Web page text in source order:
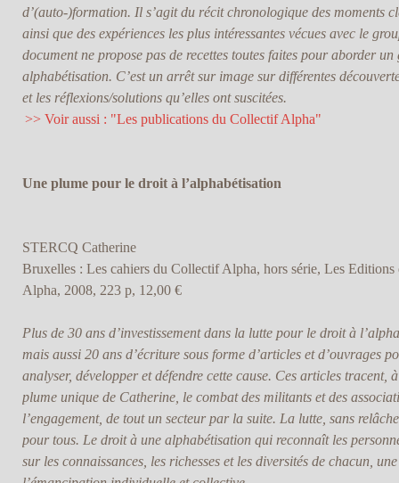
d’(auto-)formation. Il s’agit du récit chronologique des moments
ainsi que des expériences les plus intéressantes vécues avec le
document ne propose pas de recettes toutes faites pour aborder un
alphabétisation. C’est un arrêt sur image sur différentes
et les réflexions/solutions qu’elles ont suscitées.
>> Voir aussi : "Les publications du Collectif Alpha"
Une plume pour le droit à l’alphabétisation
STERCQ Catherine
Bruxelles : Les cahiers du Collectif Alpha, hors série, Les
Alpha, 2008, 223 p, 12,00 €
Plus de 30 ans d’investissement dans la lutte pour le droit à
mais aussi 20 ans d’écriture sous forme d’articles et d’ouvrages
analyser, développer et défendre cette cause. Ces articles tracent,
plume unique de Catherine, le combat des militants et des
l’engagement, de tout un secteur par la suite. La lutte, sans
pour tous. Le droit à une alphabétisation qui reconnaît les
sur les connaissances, les richesses et les diversités de chacun,